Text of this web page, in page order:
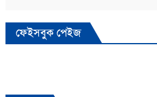
ফেইসবুক পেইজ